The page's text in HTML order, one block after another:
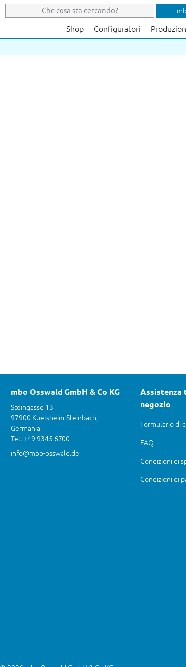
Shop Configuratori
mbo Osswald GmbH & Co KG
Steingasse 13
97900 Kuelsheim-Steinbach,
Germania
Tel. +49 9345 6700
info@mbo-osswald.de
Assistenza
negozio
Formulario di
FAQ
Condizioni di
Condizioni di